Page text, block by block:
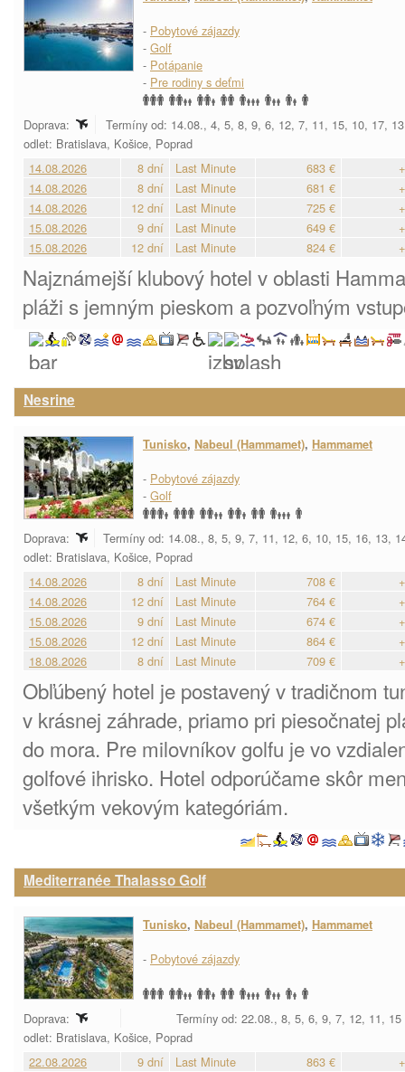
- Pobytové zájazdy
- Golf
- Potápanie
- Pre rodiny s deťmi
Doprava:
Termíny od: 14.08., 4, 5, 8, 9, 6, 12, 7, 11, 15, 10, 17,
odlet: Bratislava, Košice, Poprad
14.08.2026
8 dní Last Minute 683 €
14.08.2026
8 dní Last Minute 681 €
14.08.2026
12 dní Last Minute 725 €
15.08.2026
9 dní Last Minute 649 €
15.08.2026
12 dní Last Minute 824 €
Najznámejší klubový hotel v oblasti
pláži s jemným pieskom a pozvoľným
Nesrine
Tunisko, Nabeul (Hammamet), Hammamet
- Pobytové zájazdy
- Golf
Doprava:
Termíny od: 14.08., 8, 5, 9, 7, 11, 12, 6, 10, 15, 16, 13,
odlet: Bratislava, Košice, Poprad
14.08.2026
8 dní Last Minute 708 €
14.08.2026
12 dní Last Minute 764 €
15.08.2026
9 dní Last Minute 674 €
15.08.2026
12 dní Last Minute 864 €
18.08.2026
8 dní Last Minute 709 €
Obľúbený hotel je postavený v tradičnom
v krásnej záhrade, priamo pri piesočnatej
do mora. Pre milovníkov golfu je vo
golfové ihrisko. Hotel odporúčame skôr
všetkým vekovým kategóriám.
Mediterranée Thalasso Golf
Tunisko, Nabeul (Hammamet), Hammamet
- Pobytové zájazdy
Doprava:
Termíny od: 22.08., 8, 5, 6, 9, 7, 12, 11, 15
odlet: Bratislava, Košice, Poprad
22.08.2026
9 dní Last Minute 863 €